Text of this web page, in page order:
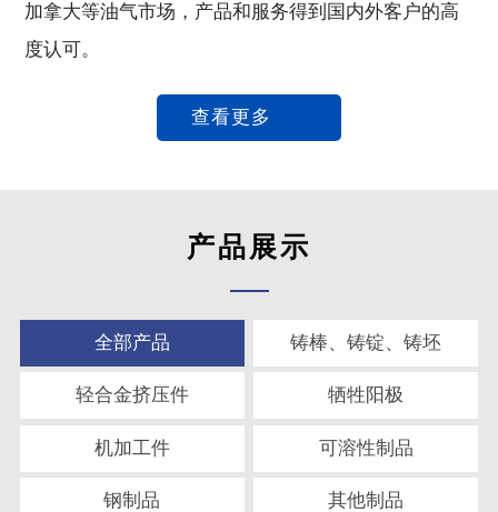
加拿大等油气市场，产品和服务得到国内外客户的高
度认可。
查看更多
产品展示
全部产品 铸棒、铸锭、铸坯
轻合金挤压件 牺牲阳极
机加工件 可溶性制品
钢制品 其他制品